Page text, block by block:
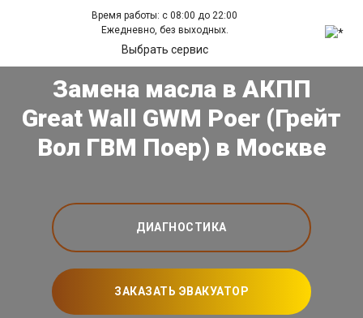
Время работы: с 08:00 до 22:00
Ежедневно, без выходных.
Выбрать сервис
Замена масла в АКПП
Great Wall GWM Poer (Грейт
Вол ГВМ Поер) в Москве
ДИАГНОСТИКА
ЗАКАЗАТЬ ЭВАКУАТОР